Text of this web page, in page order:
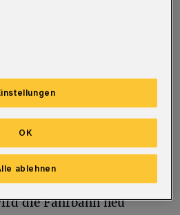
von drei Wochen
optimiert, der
Radwegs wird
rund 100 Metern abgefräst
Nachdem Einbauten
auf der Wupperseite
vier Zentimeter tief
die Fahrbahn neu
ablehnen
OK